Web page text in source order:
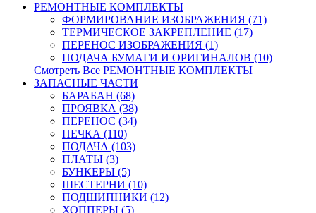
РЕМОНТНЫЕ КОМПЛЕКТЫ
ФОРМИРОВАНИЕ ИЗОБРАЖЕНИЯ (71)
ТЕРМИЧЕСКОЕ ЗАКРЕПЛЕНИЕ (17)
ПЕРЕНОС ИЗОБРАЖЕНИЯ (1)
ПОДАЧА БУМАГИ И ОРИГИНАЛОВ (10)
Смотреть Все РЕМОНТНЫЕ КОМПЛЕКТЫ
ЗАПАСНЫЕ ЧАСТИ
БАРАБАН (68)
ПРОЯВКА (38)
ПЕРЕНОС (34)
ПЕЧКА (110)
ПОДАЧА (103)
ПЛАТЫ (3)
БУНКЕРЫ (5)
ШЕСТЕРНИ (10)
ПОДШИПНИКИ (12)
ХОППЕРЫ (5)